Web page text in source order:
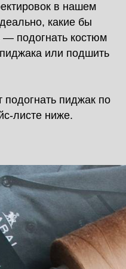
в нашем
какие бы
— подогнать костюм
или подшить
подогнать пиджак по
листе ниже.